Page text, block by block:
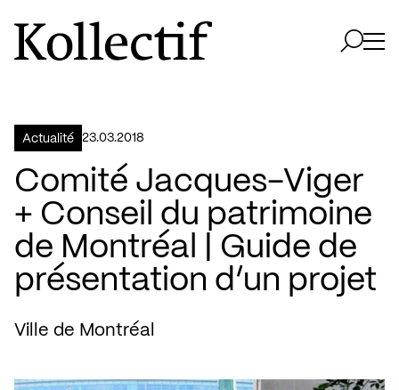
Aller à la page d'accueil
Logo Kollectif
Actualité 23.03.2018
Comité Jacques-Viger
+ Conseil du patrimoine
de Montréal | Guide de
présentation d’un projet
Ville de Montréal